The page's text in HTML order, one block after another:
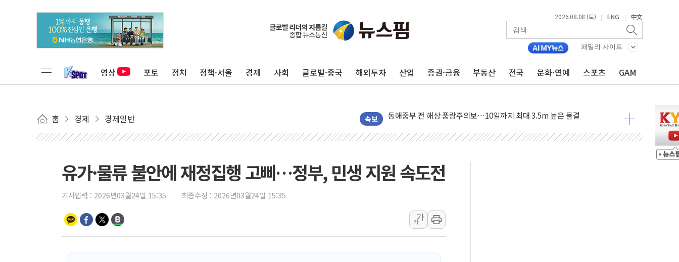
2026.08.08 (토) | ENG | 中文
패밀리 사이트
영상 포토 정치 정책·서울 경제 사회 글로벌·중국 해외투자 산업 증권·금융 부동산 전국 문화·연예 스포츠 GAM
홈 경제 경제일반 속보
'화합' 꺼낸 김민석에 '뻔뻔' 받아친 정청래…제주 연설서 신경전 고조
李대통령, ISA 개편 재검토 지시…與 "적극 환영"·野 "졸속 국정"
연일 폭염에 온열질환 사망 23명…정부, 비상대응기구 가동
中 전방위 아파트 부양, 수도 베이징도 부동산 규제 철폐
동해시, 11~14일 '별똥별 멍' 운영…페르세우스 유성우 관측
강원 중·남부 동해안 시간당 50mm 이상 폭우…호우경보 발효
폭염에 車 운전면허 기능시험 오전 집중 편성…체감온도 38도 넘으면 중단
李대통령, 'ISA·주가누르기 방지법' 전면 재검토 지시
'호우 특보' 경북 울진 시간당 20~30mm 강한 비...가뭄 해소될 듯
주말 무더위·열대야 지속…내륙 곳곳 소나기
유가·물류 불안에 재정집행 고삐…정부, 민생 지원 속도전
기사입력 : 2026년03월24일 15:35 최종수정 : 2026년03월24일 15:35
가
가